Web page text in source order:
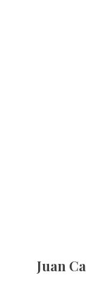
Juan Carlos: entre la pasión y el